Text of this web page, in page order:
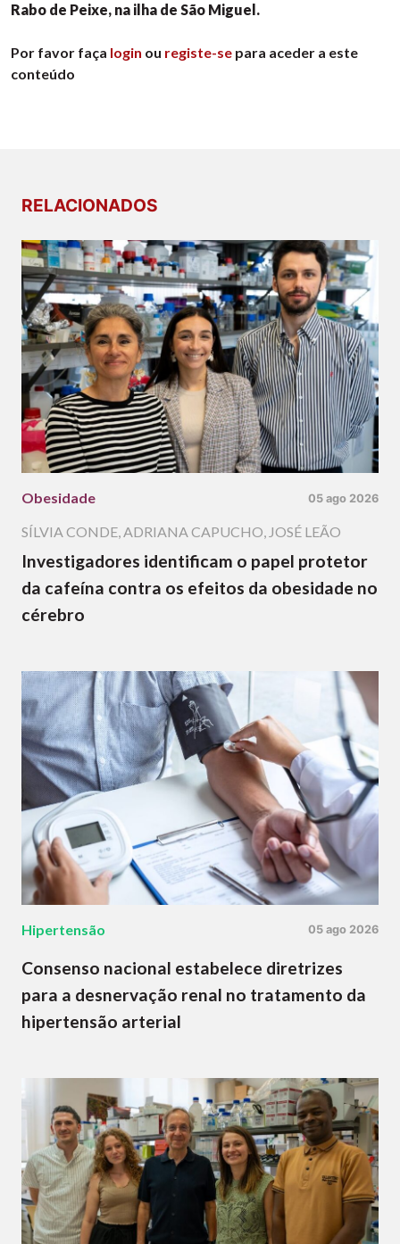
Rabo de Peixe, na ilha de São Miguel.
Por favor faça login ou registe-se para aceder a este
conteúdo
RELACIONADOS
Obesidade 05 ago 2026
SÍLVIA CONDE,ADRIANA CAPUCHO, JOSÉ LEÃO
Investigadores identificam o papel protetor
da cafeína contra os efeitos da obesidade no
cérebro
Hipertensão 05 ago 2026
Consenso nacional estabelece diretrizes
para a desnervação renal no tratamento da
hipertensão arterial